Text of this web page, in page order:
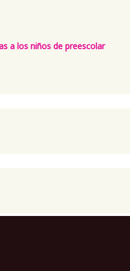
a los niños de preescolar